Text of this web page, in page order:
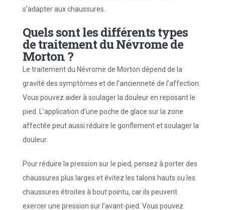
s’adapter aux chaussures.
Quels sont les différents types
de traitement du Névrome de
Morton ?
Le traitement du Névrome de Morton dépend de la
gravité des symptômes et de l’ancienneté de l’affection.
Vous pouvez aider à soulager la douleur en reposant le
pied. L’application d’une poche de glace sur la zone
affectée peut aussi réduire le gonflement et soulager la
douleur.
Pour réduire la pression sur le pied, pensez à porter des
chaussures plus larges et évitez les talons hauts ou les
chaussures étroites à bout pointu, car ils peuvent
exercer une pression sur l’avant-pied. Vous pouvez